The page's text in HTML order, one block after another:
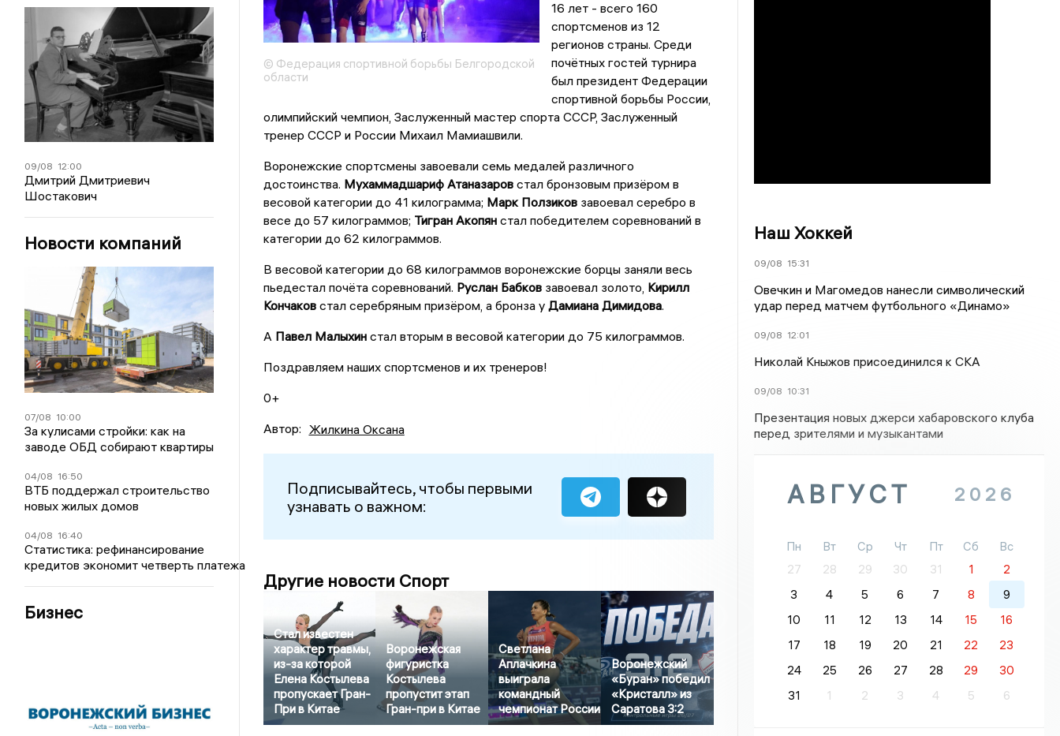
09/08 12:00
Дмитрий Дмитриевич
Шостакович
Новости компаний
07/08 10:00
За кулисами стройки: как на
заводе ОБД собирают квартиры
04/08 16:50
ВТБ поддержал строительство
новых жилых домов
04/08 16:40
Статистика: рефинансирование
кредитов экономит четверть платежа
Бизнес
© Федерация спортивной борьбы Белгородской
области
16 лет - всего 160
спортсменов из 12
регионов страны. Среди
почётных гостей турнира
был президент Федерации
спортивной борьбы России,
олимпийский чемпион, Заслуженный мастер спорта СССР, Заслуженный
тренер СССР и России Михаил Мамиашвили.
Воронежские спортсмены завоевали семь медалей различного
достоинства. Мухаммадшариф Атаназаровстал бронзовым призёром в
весовой категории до 41 килограмма; Марк Ползиковзавоевал серебро в
весе до 57 килограммов; Тигран Акопянстал победителем соревнований в
категории до 62 килограммов.
В весовой категории до 68 килограммов воронежские борцы заняли весь
пьедестал почёта соревнований. Руслан Бабковзавоевал золото, Кирилл
Кончаковстал серебряным призёром, а бронза у Дамиана Димидова.
А Павел Малыхинстал вторым в весовой категории до 75 килограммов.
Поздравляем наших спортсменов и их тренеров!
0+
Автор: Жилкина Оксана
Подписывайтесь, чтобы первыми
узнавать о важном:
Другие новости Спорт
Стал известен
характер травмы,
из-за которой
Елена Костылева
пропускает Гран-
При в Китае
Воронежская
фигуристка
Костылева
пропустит этап
Гран-при в Китае
Светлана
Аплачкина
выиграла
командный
чемпионат России
Воронежский
«Буран» победил
«Кристалл» из
Саратова 3:2
Наш Хоккей
09/08 15:31
Овечкин и Магомедов нанесли символический
удар перед матчем футбольного «Динамо»
09/08 12:01
Николай Кныжов присоединился к СКА
09/08 10:31
Презентация новых джерси хабаровского клуба
перед зрителями и музыкантами
АВГУСТ 2026
Пн Вт Ср Чт Пт Сб
Вс
27
28 29 30 31 1
2
3
4 5 6 7 8
9
10
11 12 13 14 15
16
17
18 19 20 21 22
23
24
25 26 27 28 29
30
31
1 2 3 4 5 6